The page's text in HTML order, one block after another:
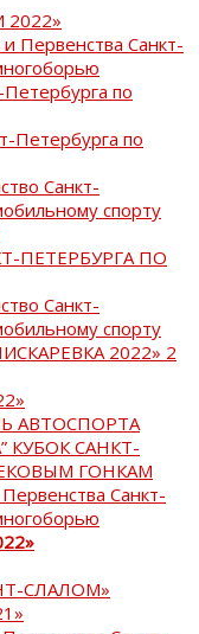
Первенства Санкт-
Петербурга по
Петербурга по
Санкт-
спорту
ПЕТЕРБУРГА ПО
Санкт-
спорту
2022» 2
АВТОСПОРТА
КУБОК САНКТ-
ГОНКАМ
Санкт-
СЛАЛОМ»